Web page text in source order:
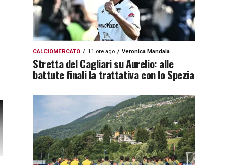
CALCIOMERCATO 11 ore ago Veronica Mandala
Stretta del Cagliari su Aurelio: alle
battute finali la trattativa con lo Spezia